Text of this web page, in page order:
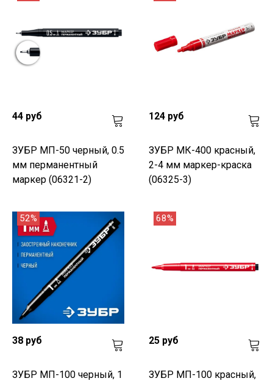
44 руб
ЗУБР МП-50 черный, 0.5
мм перманентный
маркер (06321-2)
124 руб
ЗУБР МК-400 красный,
2-4 мм маркер-краска
(06325-3)
52%
38 руб
ЗУБР МП-100 черный, 1
68%
25 руб
ЗУБР МП-100 красный,